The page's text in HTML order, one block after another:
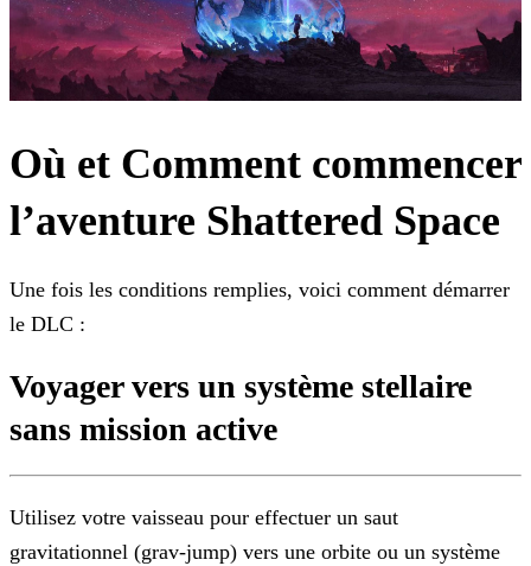
Où et Comment commencer
l’aventure Shattered Space
Une fois les conditions remplies, voici comment démarrer
le DLC :
Voyager vers un système stellaire
sans mission active
Utilisez votre vaisseau pour effectuer un saut
gravitationnel (grav-jump) vers une orbite ou un système